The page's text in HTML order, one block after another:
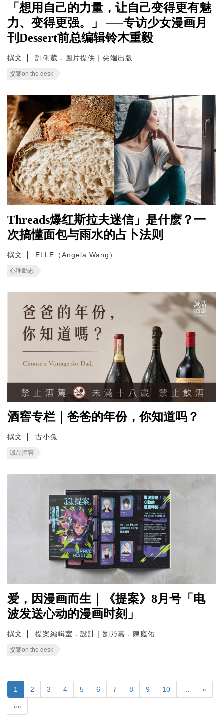
「想用自己的力量，让自己变得更有魅
力、变得更强。」 ──专访少女漫画月
刊Dessert前总编辑铃木重毅
撰文 許俐葳．圖片提供｜尖端出版
提案on the desk
Threads爆红斯拉夫迷信」是什麽？一
次搞懂面包与雨水的占卜法则
撰文 ELLE（Angela Wang）
心理励志
酒窖专栏｜爸爸的年份，你知道吗？
撰文 古小兔
诚品酒窖
爱，因漫画而生｜《提案》8月号「电
波发送心动的漫画时刻」
撰文 提案編輯室．設計｜劉乃嘉．陳庭佑
提案on the desk
1 2 3 4 5 6 7 8 9 10 »
»»